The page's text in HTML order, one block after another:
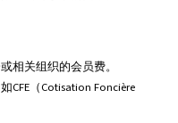
相关组织的会员费。
CFE（Cotisation Foncière